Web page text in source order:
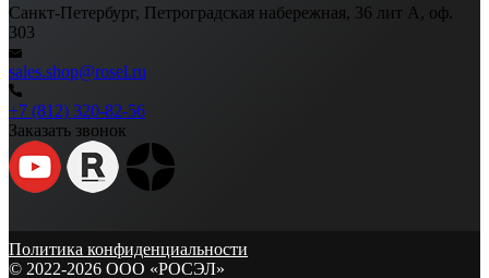
Санкт-Петербург, Петроградская набережная, 36 лит А, оф.
303
sales.shop@rosel.ru
+7 (812) 320-82-56
Заказать звонок
Политика конфиденциальности
© 2022-2026 ООО «РОСЭЛ»